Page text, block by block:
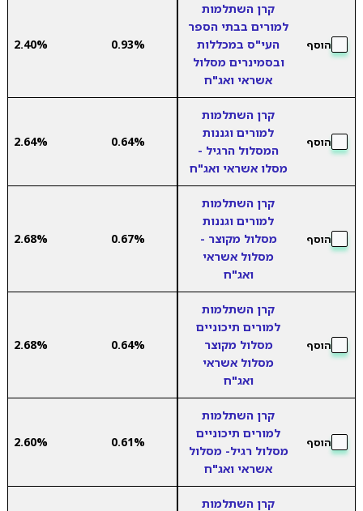
הוסף
קרן השתלמות
למורים בבתי הספר
העי"ס במכללות
ובסמינרים מסלול
אשראי ואג"ח
0.93%
2.40%
הוסף
קרן השתלמות
למורים וגננות
המסלול הרגיל -
מסלו אשראי ואג"ח
0.64%
2.64%
הוסף
קרן השתלמות
למורים וגננות
מסלול מקוצר -
מסלול אשראי
ואג"ח
0.67%
2.68%
הוסף
קרן השתלמות
למורים תיכוניים
מסלול מקוצר
מסלול אשראי
ואג"ח
0.64%
2.68%
הוסף
קרן השתלמות
למורים תיכוניים
מסלול רגיל- מסלול
אשראי ואג"ח
0.61%
2.60%
קרן השתלמות